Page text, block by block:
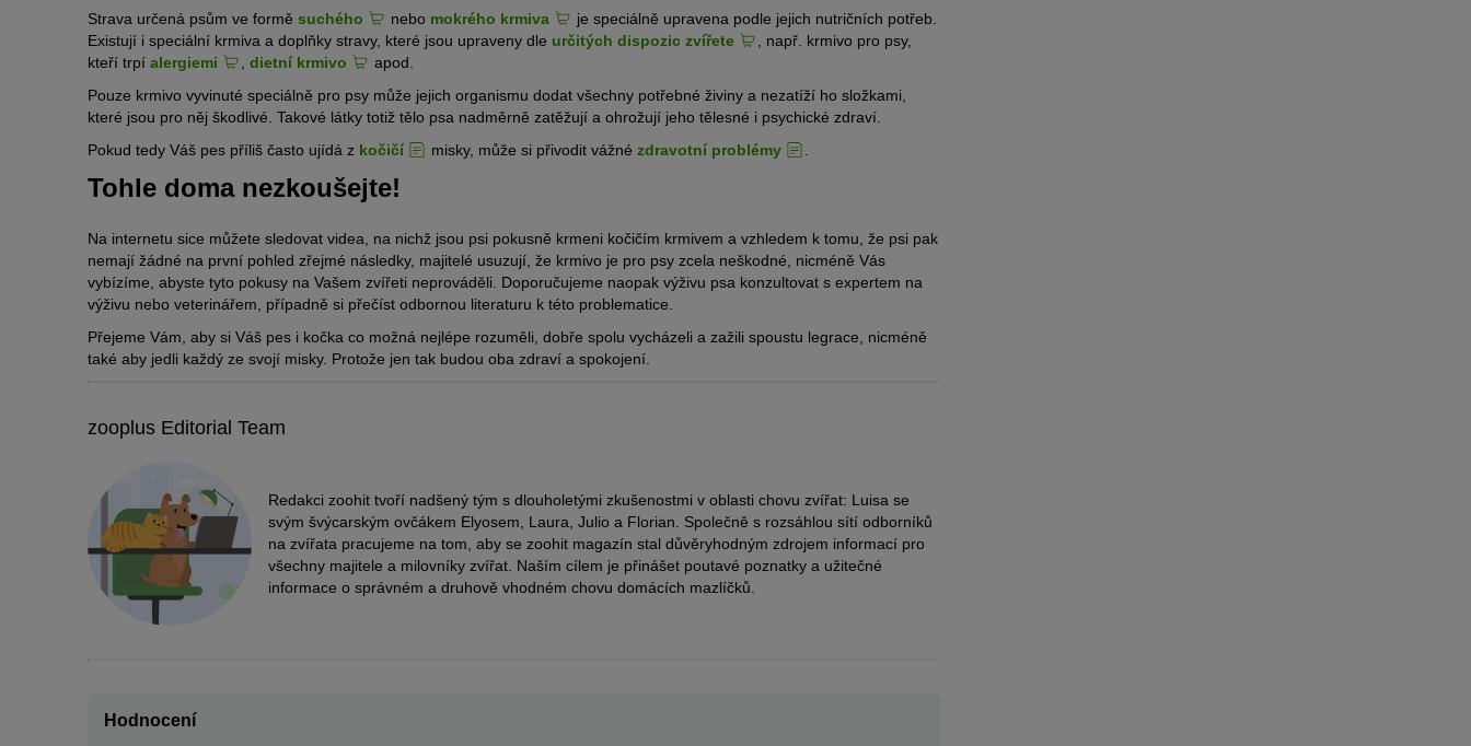
Strava určená psům ve formě suchého nebo mokrého krmiva
je speciálně upravena podle jejich nutričních potřeb.
Existují i speciální krmiva a doplňky stravy, které jsou upraveny dle určitých dispozic zvířete
, např. krmivo pro psy,
kteří trpí alergiemi , dietní krmivo
apod.
Pouze krmivo vyvinuté speciálně pro psy může jejich organismu dodat všechny potřebné živiny a nezatíží ho složkami,
které jsou pro něj škodlivé. Takové látky totiž tělo psa nadměrně zatěžují a ohrožují jeho tělesné i psychické zdraví.
Pokud tedy Váš pes příliš často ujídá z kočičí misky, může si přivodit vážné zdravotní problémy .
Tohle doma nezkoušejte!
Na internetu sice můžete sledovat videa, na nichž jsou psi pokusně krmeni kočičím krmivem a vzhledem k tomu, že psi pak
nemají žádné na první pohled zřejmé následky, majitelé usuzují, že krmivo je pro psy zcela neškodné, nicméně Vás
vybízíme, abyste tyto pokusy na Vašem zvířeti neprováděli. Doporučujeme naopak výživu psa konzultovat s expertem na
výživu nebo veterinářem, případně si přečíst odbornou literaturu k této problematice.
Přejeme Vám, aby si Váš pes i kočka co možná nejlépe rozuměli, dobře spolu vycházeli a zažili spoustu legrace, nicméně
také aby jedli každý ze svojí misky. Protože jen tak budou oba zdraví a spokojení.
zooplus Editorial Team
Redakci zoohit tvoří nadšený tým s dlouholetými zkušenostmi v oblasti chovu zvířat: Luisa se
svým švýcarským ovčákem Elyosem, Laura, Julio a Florian. Společně s rozsáhlou sítí odborníků
na zvířata pracujeme na tom, aby se zoohit magazín stal důvěryhodným zdrojem informací pro
všechny majitele a milovníky zvířat. Naším cílem je přinášet poutavé poznatky a užitečné
informace o správném a druhově vhodném chovu domácích mazlíčků.
Hodnocení